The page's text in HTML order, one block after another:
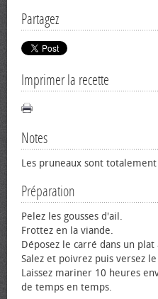
Partagez
Imprimer la recette
Notes
Les pruneaux sont
Préparation
Pelez les gousses d'ail.
Frottez en la viande.
Déposez le carré dans un
Salez et poivrez puis versez
Laissez mariner 10 heures
de temps en temps.